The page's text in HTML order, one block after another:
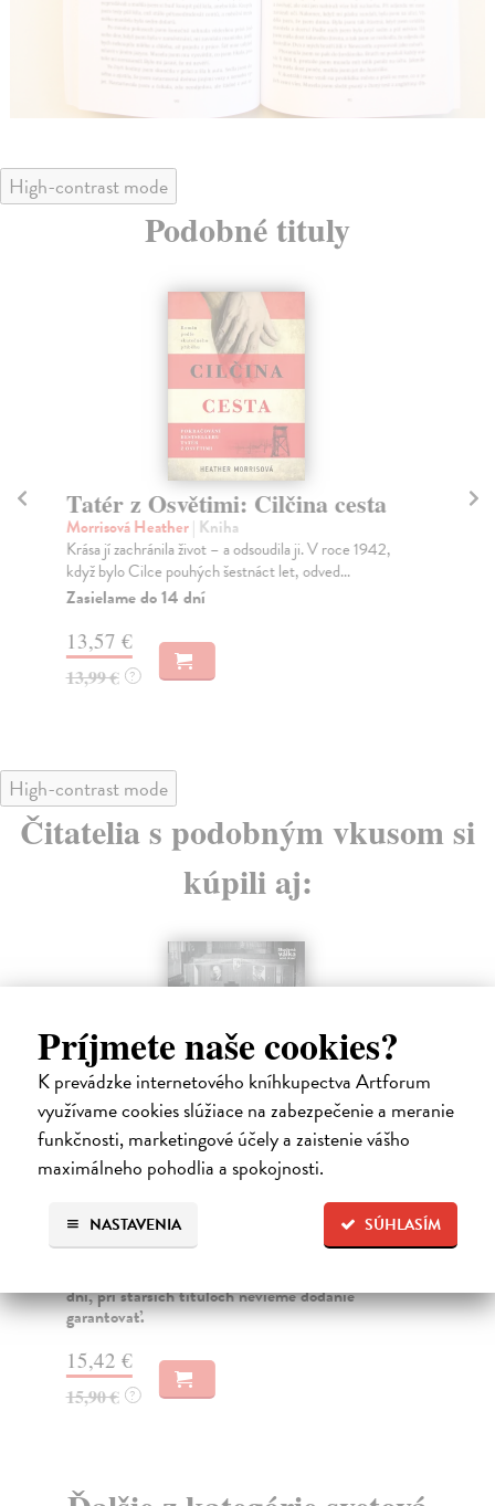
Príjmete naše cookies?
K prevádzke internetového kníhkupectva Artforum
využívame cookies slúžiace na zabezpečenie a meranie
funkčnosti, marketingové účely a zaistenie vášho
maximálneho pohodlia a spokojnosti.
SÚHLASÍM
NASTAVENIA
High-contrast mode
Podobné tituly
cesta
ji. V roce 1942,
let, odved...
Podfuk jako víno
Mayle Peter
Vše začíná v kopcích nad Los Angeles, v
rezidenci s velkolepým vinným sklepem
High-contrast mode
Čitatelia s podobným vkusom si
kúpili aj:
Československo a Izrael v letech
1948-1967
Bilaterální vztahy Československa a Izraele v letech
1948–1967 lze popsat jako velmi dynamické, boha...
dní, pri starších tituloch nevieme dodanie
garantovať.
15,42 €
15,90 € ?